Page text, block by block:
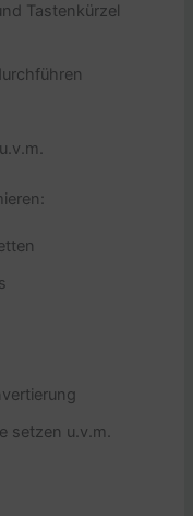
Tastenkürzel
setzen u.v.m.